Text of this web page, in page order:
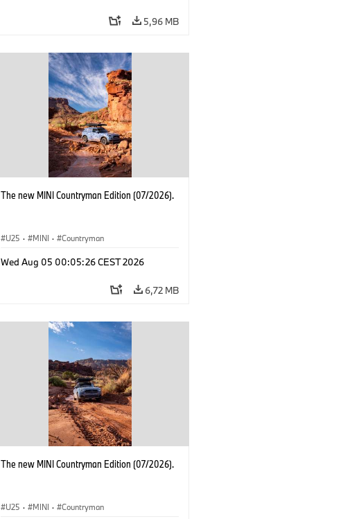
5,96 MB
The new MINI Countryman Edition (07/2026).
U25 · MINI · Countryman
Wed Aug 05 00:05:26 CEST 2026
6,72 MB
The new MINI Countryman Edition (07/2026).
U25 · MINI · Countryman